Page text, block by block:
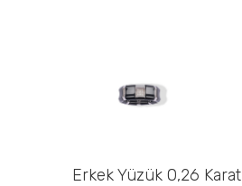
Erkek Yüzük 0,26 Karat